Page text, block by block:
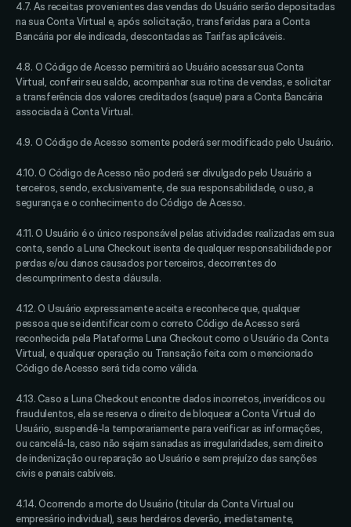
4.7. As receitas provenientes das vendas do Usuário serão depositadas
na sua Conta Virtual e, após solicitação, transferidas para a Conta
Bancária por ele indicada, descontadas as Tarifas aplicáveis.
4.8. O Código de Acesso permitirá ao Usuário acessar sua Conta
Virtual, conferir seu saldo, acompanhar sua rotina de vendas, e solicitar
a transferência dos valores creditados (saque) para a Conta Bancária
associada à Conta Virtual.
4.9. O Código de Acesso somente poderá ser modificado pelo Usuário.
4.10. O Código de Acesso não poderá ser divulgado pelo Usuário a
terceiros, sendo, exclusivamente, de sua responsabilidade, o uso, a
segurança e o conhecimento do Código de Acesso.
4.11. O Usuário é o único responsável pelas atividades realizadas em sua
conta, sendo a Luna Checkout isenta de qualquer responsabilidade por
perdas e/ou danos causados por terceiros, decorrentes do
descumprimento desta cláusula.
4.12. O Usuário expressamente aceita e reconhece que, qualquer
pessoa que se identificar com o correto Código de Acesso será
reconhecida pela Plataforma Luna Checkout como o Usuário da Conta
Virtual, e qualquer operação ou Transação feita com o mencionado
Código de Acesso será tida como válida.
4.13. Caso a Luna Checkout encontre dados incorretos, inverídicos ou
fraudulentos, ela se reserva o direito de bloquear a Conta Virtual do
Usuário, suspendê-la temporariamente para verificar as informações,
ou cancelá-la, caso não sejam sanadas as irregularidades, sem direito
de indenização ou reparação ao Usuário e sem prejuízo das sanções
civis e penais cabíveis.
4.14. Ocorrendo a morte do Usuário (titular da Conta Virtual ou
empresário individual), seus herdeiros deverão, imediatamente,